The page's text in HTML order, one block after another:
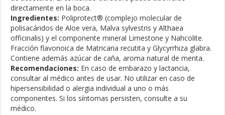
directamente en la boca.
Ingredientes: Poliprotect® (complejo molecular de
polisacáridos de Aloe vera, Malva sylvestris y Althaea
officinalis) y el componente mineral Limestone y Nahcolite.
Fracción flavonoica de Matricaria recutita y Glycyrrhiza glabra.
Contiene además azúcar de caña, aroma natural de menta.
Recomendaciones: En caso de embarazo y lactancia,
consultar al médico antes de usar. No utilizar en caso de
hipersensibilidad o alergia individual a uno o más
componentes. Si los síntomas persisten, consulte a su
médico.